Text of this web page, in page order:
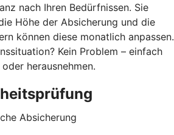
nach Ihren Bedürfnissen. Sie
Höhe der Absicherung und die
können diese monatlich anpassen.
Kein Problem – einfach
herausnehmen.
Absicherung